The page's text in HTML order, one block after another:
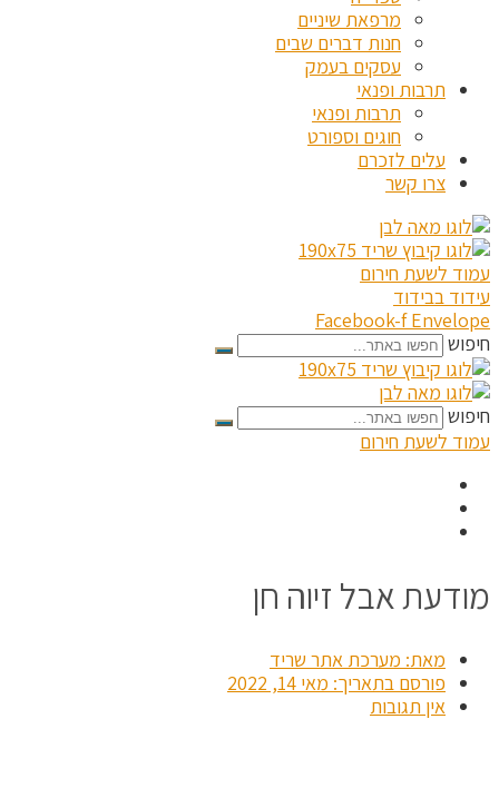
מרפאת שיניים
חנות דברים שבים
עסקים בעמק
תרבות ופנאי
תרבות ופנאי
חוגים וספורט
עלים לזכרם
צרו קשר
עמוד לשעת חירום
עידוד בבידוד
Facebook-f Envelope
חיפוש
חיפוש
עמוד לשעת חירום
מודעת אבל זיוה חן
מאת: מערכת אתר שריד
פורסם בתאריך: מאי 14, 2022
אין תגובות